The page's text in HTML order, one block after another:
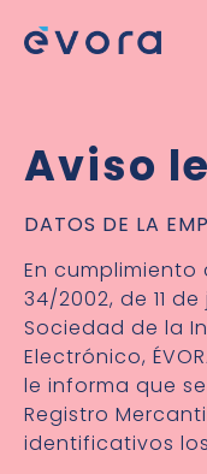
Aviso
DATOS DE LA
En cumplimiento
34/2002, de 11
Sociedad de la
Electrónico,
le informa que
Registro
identificativos